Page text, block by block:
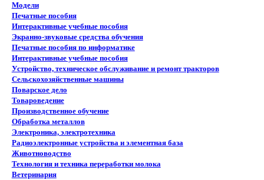
Модели
Печатные пособия
Интерактивные учебные пособия
Экранно-звуковые средства обучения
Печатные пособия по информатике
Интерактивные учебные пособия
Устройство, техническое обслуживание и ремонт тракторов
Сельскохозяйственные машины
Поварское дело
Товароведение
Производственное обучение
Обработка металлов
Электроника, электротехника
Радиоэлектронные устройства и элементная база
Животноводство
Технология и техника переработки молока
Ветеринария